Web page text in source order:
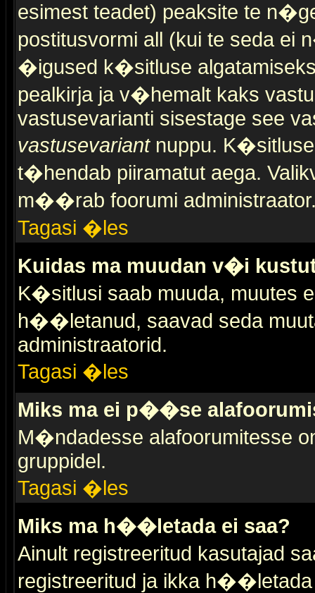
esimest teadet) peaksite te
postitusvormi all (kui te seda ei
�igused k�sitluse
pealkirja ja v�hemalt kaks
vastusevarianti sisestage see
vastusevariantnuppu.
t�hendab piiramatut aega.
m��rab foorumi
Tagasi �les
Kuidas ma muudan v�i
K�sitlusi saab muuda, muutes
h��letanud, saavad seda
administraatorid.
Tagasi �les
Miks ma ei p��se
M�ndadesse alafoorumitesse
gruppidel.
Tagasi �les
Miks ma h��letada ei saa?
Ainult registreeritud kasutajad
registreeritud ja ikka h��letada